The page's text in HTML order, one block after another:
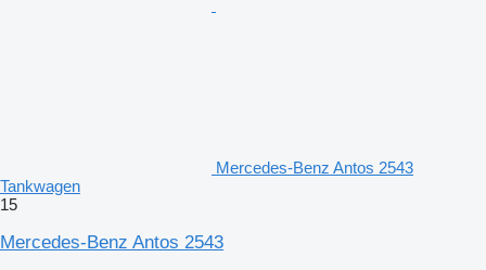
Mercedes-Benz Antos 2543
Tankwagen
15
Mercedes-Benz Antos 2543